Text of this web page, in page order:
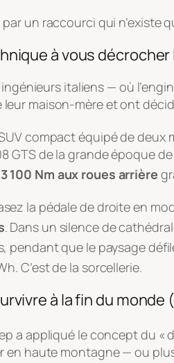
par un raccourci qui
à vous
ingénieurs italiens — où
leur maison-mère et ont
compact équipé de
GTS de la grande époque de
3 100 Nm aux roues arrière
la pédale de droite en
. Dans un silence de
pendant que le paysage
. C’est de la sorcellerie.
à la fin du monde
a appliqué le concept du «
en haute montagne — ou